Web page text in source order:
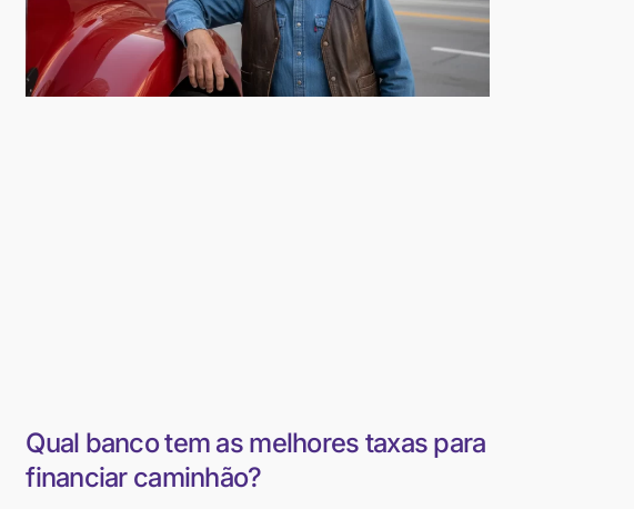
Qual banco tem as melhores taxas para
financiar caminhão?